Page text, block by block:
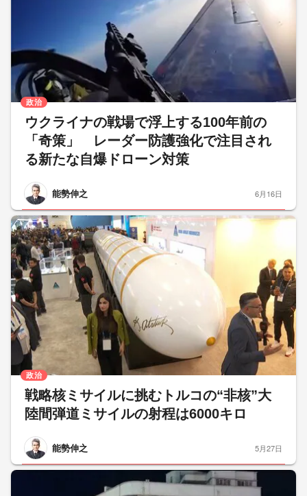
ウクライナの戦場で浮上する100年前の
「奇策」 レーダー防護強化で注目され
る新たな自爆ドローン対策
能勢伸之
政治
6月16日
戦略核ミサイルに挑むトルコの“非核”大
陸間弾道ミサイルの射程は6000キロ
能勢伸之
政治
5月27日